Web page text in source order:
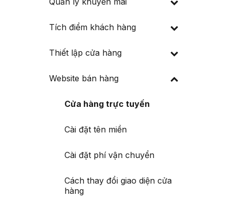
Tích điểm khách hàng
Thiết lập cửa hàng
Website bán hàng
Cửa hàng trực tuyến
Cài đặt tên miền
Cài đặt phí vận chuyển
Cách thay đổi giao diện cửa
hàng